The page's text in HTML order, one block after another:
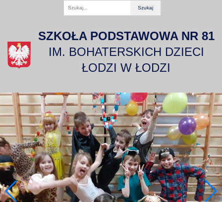
SZKOŁA PODSTAWOWA NR 81
IM. BOHATERSKICH DZIECI
ŁODZI W ŁODZI